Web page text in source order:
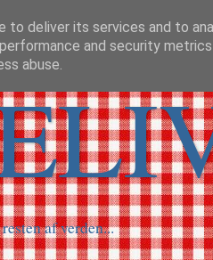
af verden...
to deliver its services and to
and security
abuse.